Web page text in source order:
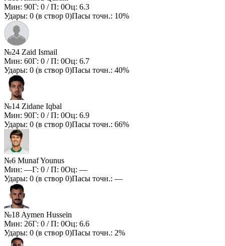
Мин: 90Г: 0 / П: 0Оц: 6.3
Удары: 0 (в створ 0)Пасы точн.: 10%
№24 Zaid Ismail
Мин: 60Г: 0 / П: 0Оц: 6.7
Удары: 0 (в створ 0)Пасы точн.: 40%
№14 Zidane Iqbal
Мин: 90Г: 0 / П: 0Оц: 6.9
Удары: 0 (в створ 0)Пасы точн.: 66%
№6 Munaf Younus
Мин: —Г: 0 / П: 0Оц: —
Удары: 0 (в створ 0)Пасы точн.: —
№18 Aymen Hussein
Мин: 26Г: 0 / П: 0Оц: 6.6
Удары: 0 (в створ 0)Пасы точн.: 2%